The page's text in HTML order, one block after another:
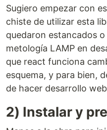
Sugiero empezar con
chiste de utilizar esta
quedaron estancados
metología LAMP en
que react funciona
esquema, y para bien,
de hacer desarrollo web
2) Instalar y